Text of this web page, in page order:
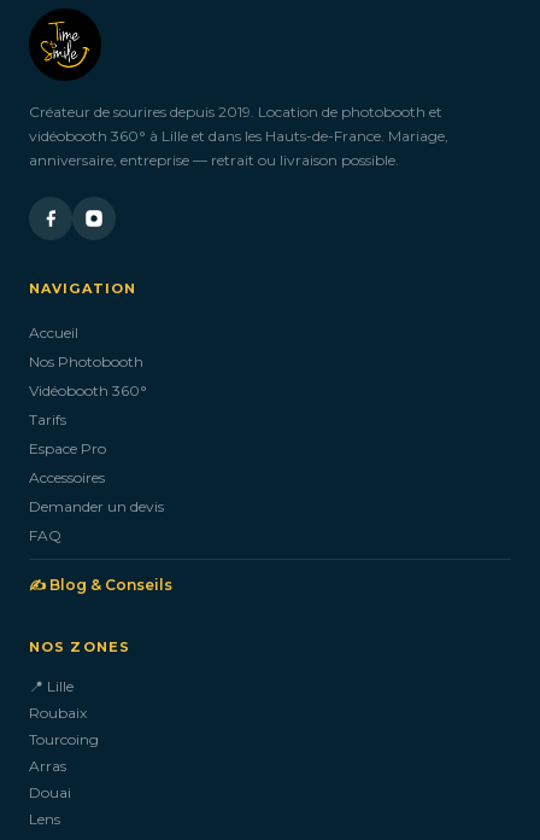
Créateur de sourires depuis 2019. Location de photobooth et
vidéobooth 360° à Lille et dans les Hauts-de-France. Mariage,
anniversaire, entreprise — retrait ou livraison possible.
NAVIGATION
Accueil
Nos Photobooth
Vidéobooth 360°
Tarifs
Espace Pro
Accessoires
Demander un devis
FAQ
✍️ Blog & Conseils
NOS ZONES
📍 Lille
Roubaix
Tourcoing
Arras
Douai
Lens